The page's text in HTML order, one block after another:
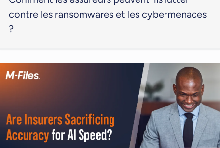
contre les ransomwares et les cybermenaces
?